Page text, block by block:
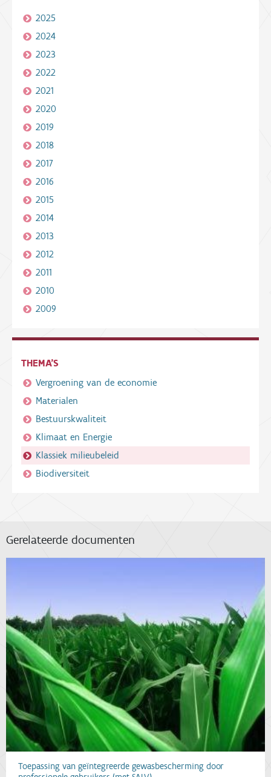
2025
2024
2023
2022
2021
2020
2019
2018
2017
2016
2015
2014
2013
2012
2011
2010
2009
THEMA'S
Vergroening van de economie
Materialen
Bestuurskwaliteit
Klimaat en Energie
Klassiek milieubeleid
Biodiversiteit
Gerelateerde documenten
Toepassing van geïntegreerde gewasbescherming door